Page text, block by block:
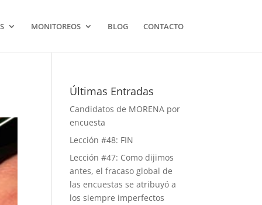
MONITOREOS BLOG CONTACTO
Últimas Entradas
Candidatos de MORENA por
encuesta
Lección #48: FIN
Lección #47: Como dijimos
antes, el fracaso global de
las encuestas se atribuyó a
los siempre imperfectos